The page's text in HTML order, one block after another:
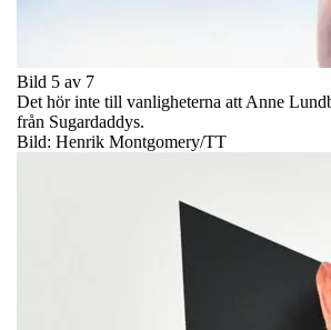
Bild 5 av 7
Det hör inte till vanligheterna att Anne
från Sugardaddys.
Bild: Henrik Montgomery/TT